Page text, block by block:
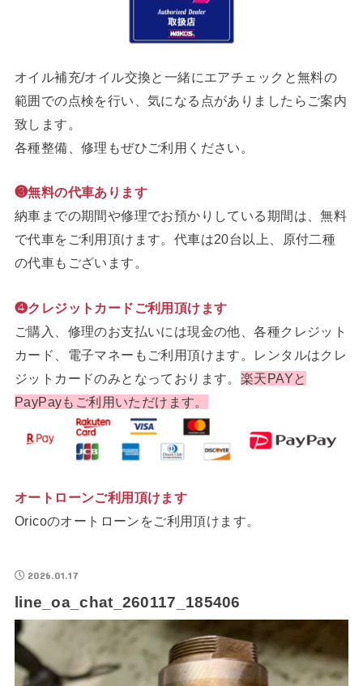
オイル補充/オイル交換と一緒にエアチェックと無料の
範囲での点検を行い、気になる点がありましたらご案内
致します。
各種整備、修理もぜひご利用ください。
❸無料の代車あります
納車までの期間や修理でお預かりしている期間は、無料
で代車をご利用頂けます。代車は20台以上、原付二種
の代車もございます。
❹クレジットカードご利用頂けます
ご購入、修理のお支払いには現金の他、各種クレジット
カード、電子マネーもご利用頂けます。レンタルはクレ
ジットカードのみとなっております。 楽天PAYと
PayPayもご利用いただけます。
オートローンご利用頂けます
Oricoのオートローンをご利用頂けます。
2026.01.17
line_oa_chat_260117_185406